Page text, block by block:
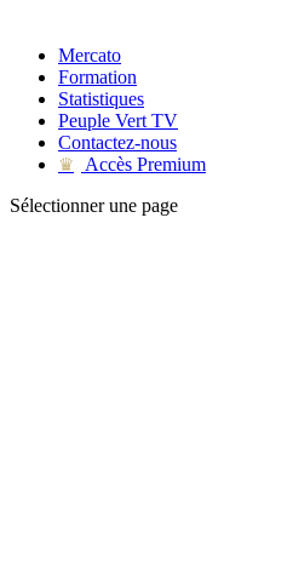
Mercato
Formation
Statistiques
Peuple Vert TV
Contactez-nous
♛
Accès Premium
Sélectionner une page